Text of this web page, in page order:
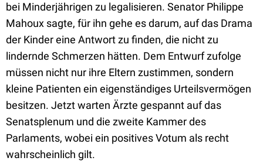
bei Minderjährigen zu legalisieren. Senator Philippe
Mahoux sagte, für ihn gehe es darum, auf das Drama
der Kinder eine Antwort zu finden, die nicht zu
lindernde Schmerzen hätten. Dem Entwurf zufolge
müssen nicht nur ihre Eltern zustimmen, sondern
kleine Patienten ein eigenständiges Urteilsvermögen
besitzen. Jetzt warten Ärzte gespannt auf das
Senatsplenum und die zweite Kammer des
Parlaments, wobei ein positives Votum als recht
wahrscheinlich gilt.